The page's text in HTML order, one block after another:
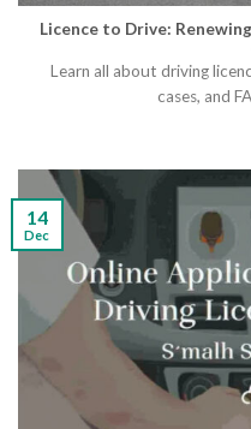
Licence to Drive:
Learn all about driving
cases, and
14
Dec